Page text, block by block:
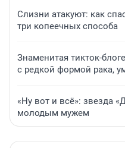
Слизни атакуют: как
три копеечных способа
Знаменитая тикток-
с редкой формой рака,
«Ну вот и всё»: звезда
молодым мужем